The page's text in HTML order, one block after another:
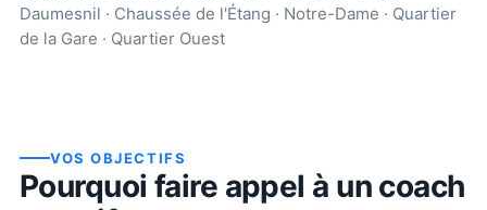
Daumesnil · Chaussée de l'Étang · Notre-Dame · Quartier
de la Gare · Quartier Ouest
VOS OBJECTIFS
Pourquoi faire appel à un coach